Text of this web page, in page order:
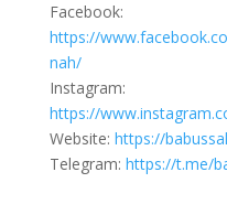
Facebook:
https://
nah/
Instagram:
https://
Website: https://
Telegram: https://t.me/